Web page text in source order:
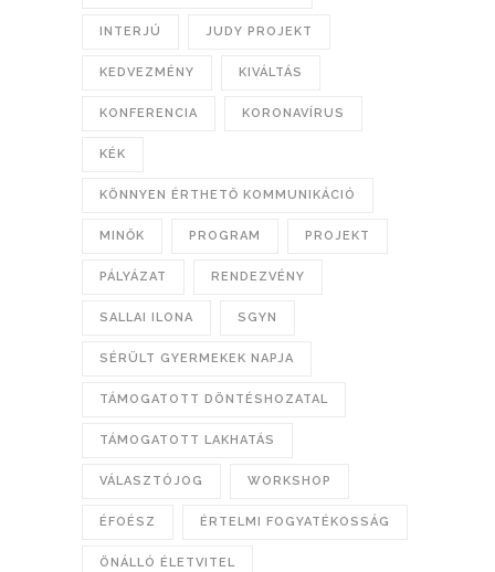
INTERJÚ JUDY PROJEKT
KEDVEZMÉNY KIVÁLTÁS
KONFERENCIA KORONAVÍRUS
KÉK
KÖNNYEN ÉRTHETŐ KOMMUNIKÁCIÓ
MINŐK PROGRAM PROJEKT
PÁLYÁZAT RENDEZVÉNY
SALLAI ILONA SGYN
SÉRÜLT GYERMEKEK NAPJA
TÁMOGATOTT DÖNTÉSHOZATAL
TÁMOGATOTT LAKHATÁS
VÁLASZTÓJOG WORKSHOP
ÉFOÉSZ ÉRTELMI FOGYATÉKOSSÁG
ÖNÁLLÓ ÉLETVITEL